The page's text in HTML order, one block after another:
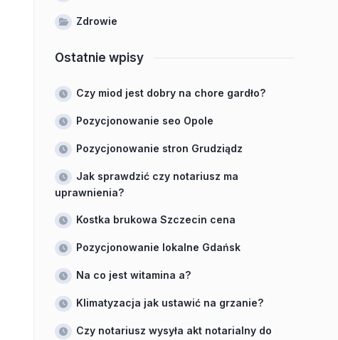
Zdrowie
Ostatnie wpisy
Czy miod jest dobry na chore gardło?
Pozycjonowanie seo Opole
Pozycjonowanie stron Grudziądz
Jak sprawdzić czy notariusz ma
uprawnienia?
Kostka brukowa Szczecin cena
Pozycjonowanie lokalne Gdańsk
Na co jest witamina a?
Klimatyzacja jak ustawić na grzanie?
Czy notariusz wysyła akt notarialny do